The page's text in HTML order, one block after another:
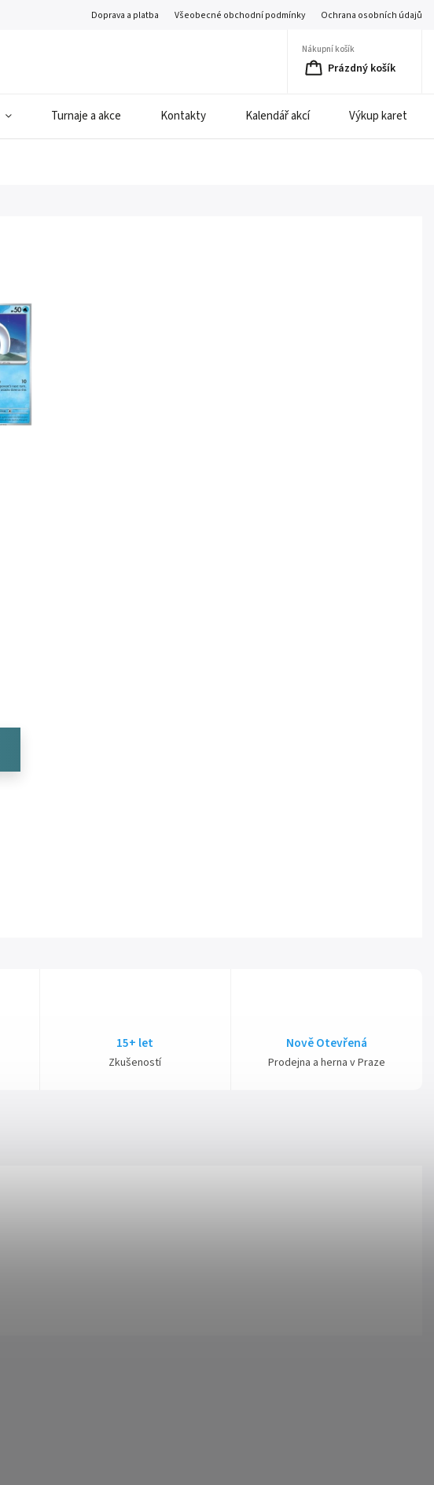
Doprava a platba Všeobecné obchodní podmínky Ochrana osobních údajů
Nákupní košík
Prázdný košík
Turnaje a akce Kontakty Kalendář akcí Výkup karet
15+ let
Zkušeností
Nově Otevřená
Prodejna a herna v Praze